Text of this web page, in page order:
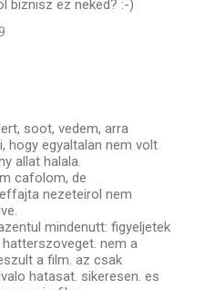
biznisz ez neked? :-)
soot, vedem, arra
hogy egyaltalan nem volt
allat halala.
cafolom, de
nezeteirol nem
mindenutt: figyeljetek
nem a
a film. az csak
hatasat. sikeresen. es